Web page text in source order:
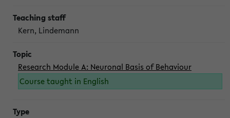
Kern, Lindemann
Research Module A: Neuronal Basis of Behaviour
Course taught in English